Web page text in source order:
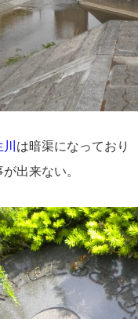
は暗渠になっており
出来ない。